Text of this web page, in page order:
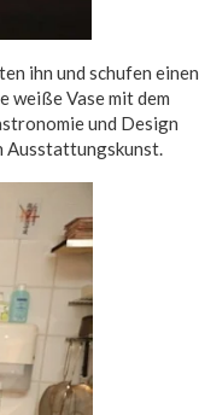
ihn und schufen einen
weiße Vase mit dem
und Design
Ausstattungskunst.